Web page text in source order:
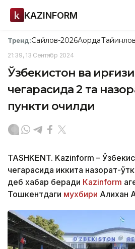
KAZINFORM
Тренд:Сайлов-2026Ақорда
21:39, 13 Сентябр 2024
Ўзбекистон ва
чегарасида 2 та
пункти очилди
TASHKENT. Kazinform –
чегарасида иккита назорат-
деб хабар беради Каzinform
Тошкентдаги мухбири Алихан